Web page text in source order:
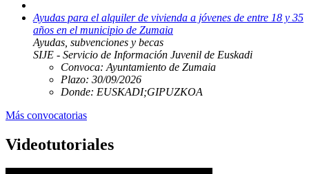
Ayudas para el alquiler de vivienda a jóvenes de entre 18 y 35
años en el municipio de Zumaia
Ayudas, subvenciones y becas
SIJE - Servicio de Información Juvenil de Euskadi
Convoca:Ayuntamiento de Zumaia
Plazo: 30/09/2026
Donde: EUSKADI;GIPUZKOA
Más convocatorias
Videotutoriales